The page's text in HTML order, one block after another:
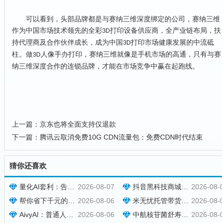
可以看到，头部品牌都是与赛纳三维深度绑定的公司，赛纳三维
作为中国市场技术领先的全彩3D打印设备供应商，全产业链布局，扶
持代理商及合作伙伴成长，成为中国 3D打印市场健康发展的中流砥
柱。做3D人像手办打印，赛纳三维就像是手机市场的高通，只有与赛
纳三维深度合作的连锁品牌，才能在市场竞争中赢在起跑线。
上一篇： 京东也将全面支持仅退款
下一篇： 腾讯云取消免费10G CDN流量包：免费CDN时代结束
猜你还喜欢
2026-08-07
量化AI套利：告别凭感觉炒币，泰尔量化才是专业玩家的盈利神器 2026-08-
抖音黑科技商城快速涨粉开橱窗，米无忧带货抖音授权，托管躺赚！
2026-08-06
帮你省下千元的抖音黑科技快手直播间人气涨粉点赞云端商城免费送 2026-08-
米无忧托管带货，靠抖音黑科技快速涨粉起号，零基础日入1000+！
2026-08-06
AivyAI：普通人能参与的AI风口，零撸AVAX，首码上线速度上车！ 2026-08-
中航核苷菌舒寿方多少钱一盒 功效如何 [2026报价]